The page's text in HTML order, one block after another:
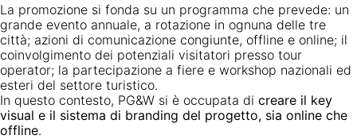
La promozione si fonda su un programma che prevede: un
grande evento annuale, a rotazione in ognuna delle tre
città; azioni di comunicazione congiunte, offline e online; il
coinvolgimento dei potenziali visitatori presso tour
operator; la partecipazione a fiere e workshop nazionali ed
esteri del settore turistico.
In questo contesto, PG&W si è occupata di creare il key
visual e il sistema di branding del progetto, sia online che
offline.